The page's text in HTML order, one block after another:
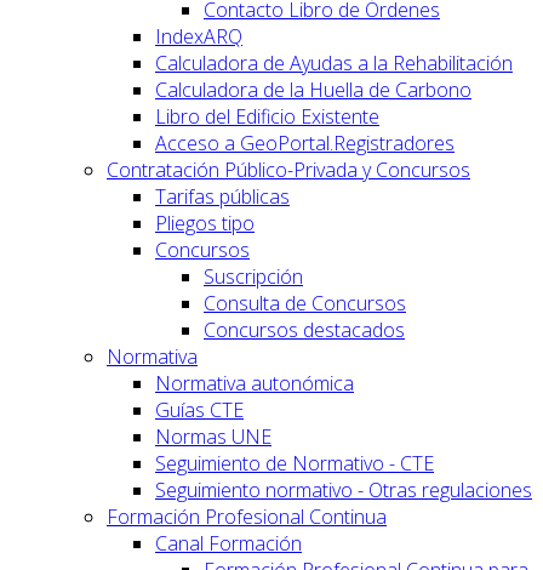
Contacto Libro de Órdenes
IndexARQ
Calculadora de Ayudas a la Rehabilitación
Calculadora de la Huella de Carbono
Libro del Edificio Existente
Acceso a GeoPortal.Registradores
Contratación Público-Privada y Concursos
Tarifas públicas
Pliegos tipo
Concursos
Suscripción
Consulta de Concursos
Concursos destacados
Normativa
Normativa autonómica
Guías CTE
Normas UNE
Seguimiento de Normativo - CTE
Seguimiento normativo - Otras regulaciones
Formación Profesional Continua
Canal Formación